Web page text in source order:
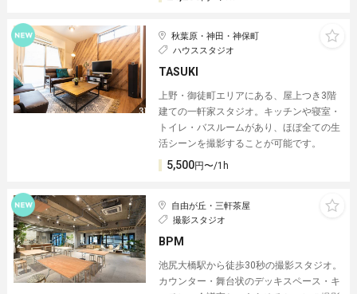
秋葉原・神田・神保町
ハウススタジオ
TASUKI
上野・御徒町エリアにある、屋上つき3階
建ての一軒家スタジオ。キッチンや寝室・
トイレ・バスルームがあり、ほぼ全ての生
活シーンを撮影することが可能です。
5,500円〜/1h
自由が丘・三軒茶屋
撮影スタジオ
BPM
池尻大橋駅から徒歩30秒の撮影スタジオ。
カウンター・舞台状のデッキスペース・キ